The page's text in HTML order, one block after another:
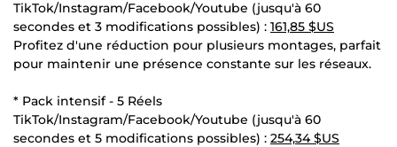
TikTok/Instagram/Facebook/Youtube (jusqu'à 60
secondes et 3 modifications possibles) : 161,85 $US
Profitez d'une réduction pour plusieurs montages, parfait
pour maintenir une présence constante sur les réseaux.
* Pack intensif - 5 Réels
TikTok/Instagram/Facebook/Youtube (jusqu'à 60
secondes et 5 modifications possibles) : 254,34 $US